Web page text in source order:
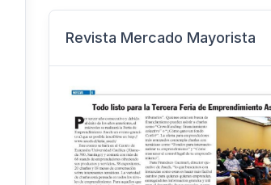
Revista Mercado Mayorista